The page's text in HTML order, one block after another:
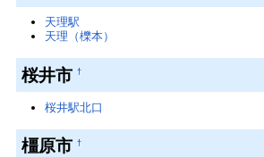
天理駅
天理（櫟本）
桜井市†
桜井駅北口
橿原市†